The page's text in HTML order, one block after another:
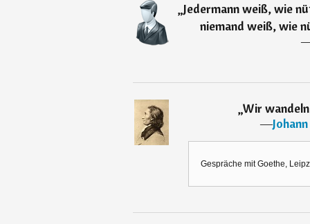
„Jedermann weiß, wie
niemand weiß, wie
„Wir wandeln
―
Gespräche mit Goethe,